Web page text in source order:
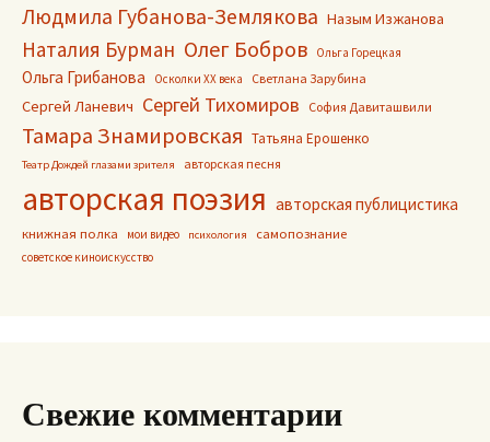
Людмила Губанова-Землякова Назым Изжанова
Наталия Бурман Олег Бобров Ольга Горецкая
Ольга Грибанова Осколки ХХ века Светлана Зарубина
Сергей Ланевич Сергей Тихомиров София Давиташвили
Тамара Знамировская Татьяна Ерошенко
Театр Дождей глазами зрителя авторская песня
авторская поэзия авторская публицистика
книжная полка мои видео психология самопознание
советское киноискусство
Свежие комментарии